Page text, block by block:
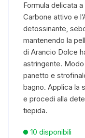
Formula delicata
Carbone attivo e
detossinante,
mantenendo la
di Arancio Dolce
astringente. Modo
panetto e
bagno. Applica la
e procedi alla
tiepida.
10 disponibili